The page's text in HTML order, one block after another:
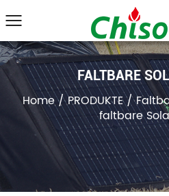
FALTBARE
Home/PRODUKTE/
faltbare